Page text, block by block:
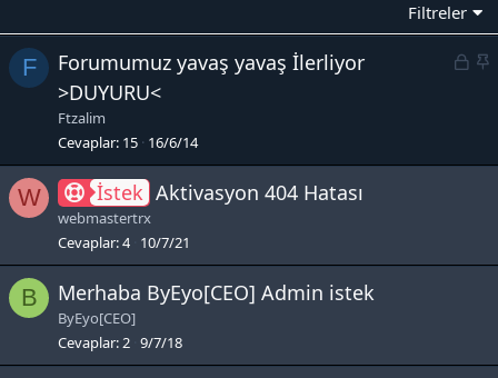
Filtreler
F
L
e
S
t
Forumumuz yavaş yavaş İlerliyor
>DUYURU<
Ftzalim
Cevaplar 15 16/6/14
W İstek Aktivasyon 404 Hatası
webmastertrx
Cevaplar 4 10/7/21
B Merhaba ByEyo[CEO] Admin istek
ByEyo[CEO]
Cevaplar 2 9/7/18